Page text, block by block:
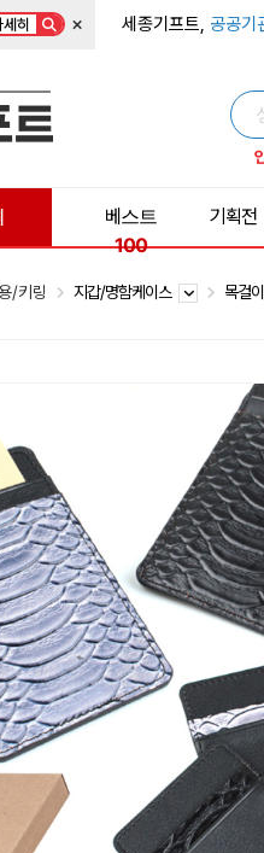
히 × 세종기프트, 공공기
베스트
100
기획전
/키링 지갑/명함케이스 목걸